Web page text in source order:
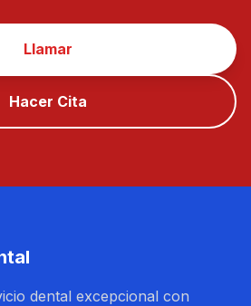
Llamar
Hacer Cita
dental excepcional con